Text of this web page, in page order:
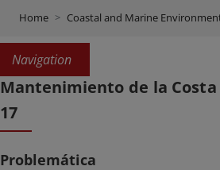
Home Coastal and Marine
Navigation
Mantenimiento de la Costa
17
Problemática